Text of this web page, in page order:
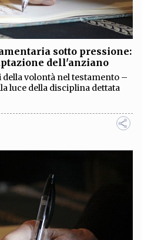
CONTATTI
MEDIA
sotto pressione:
dell'anziano
volontà nel testamento –
luce della disciplina dettata